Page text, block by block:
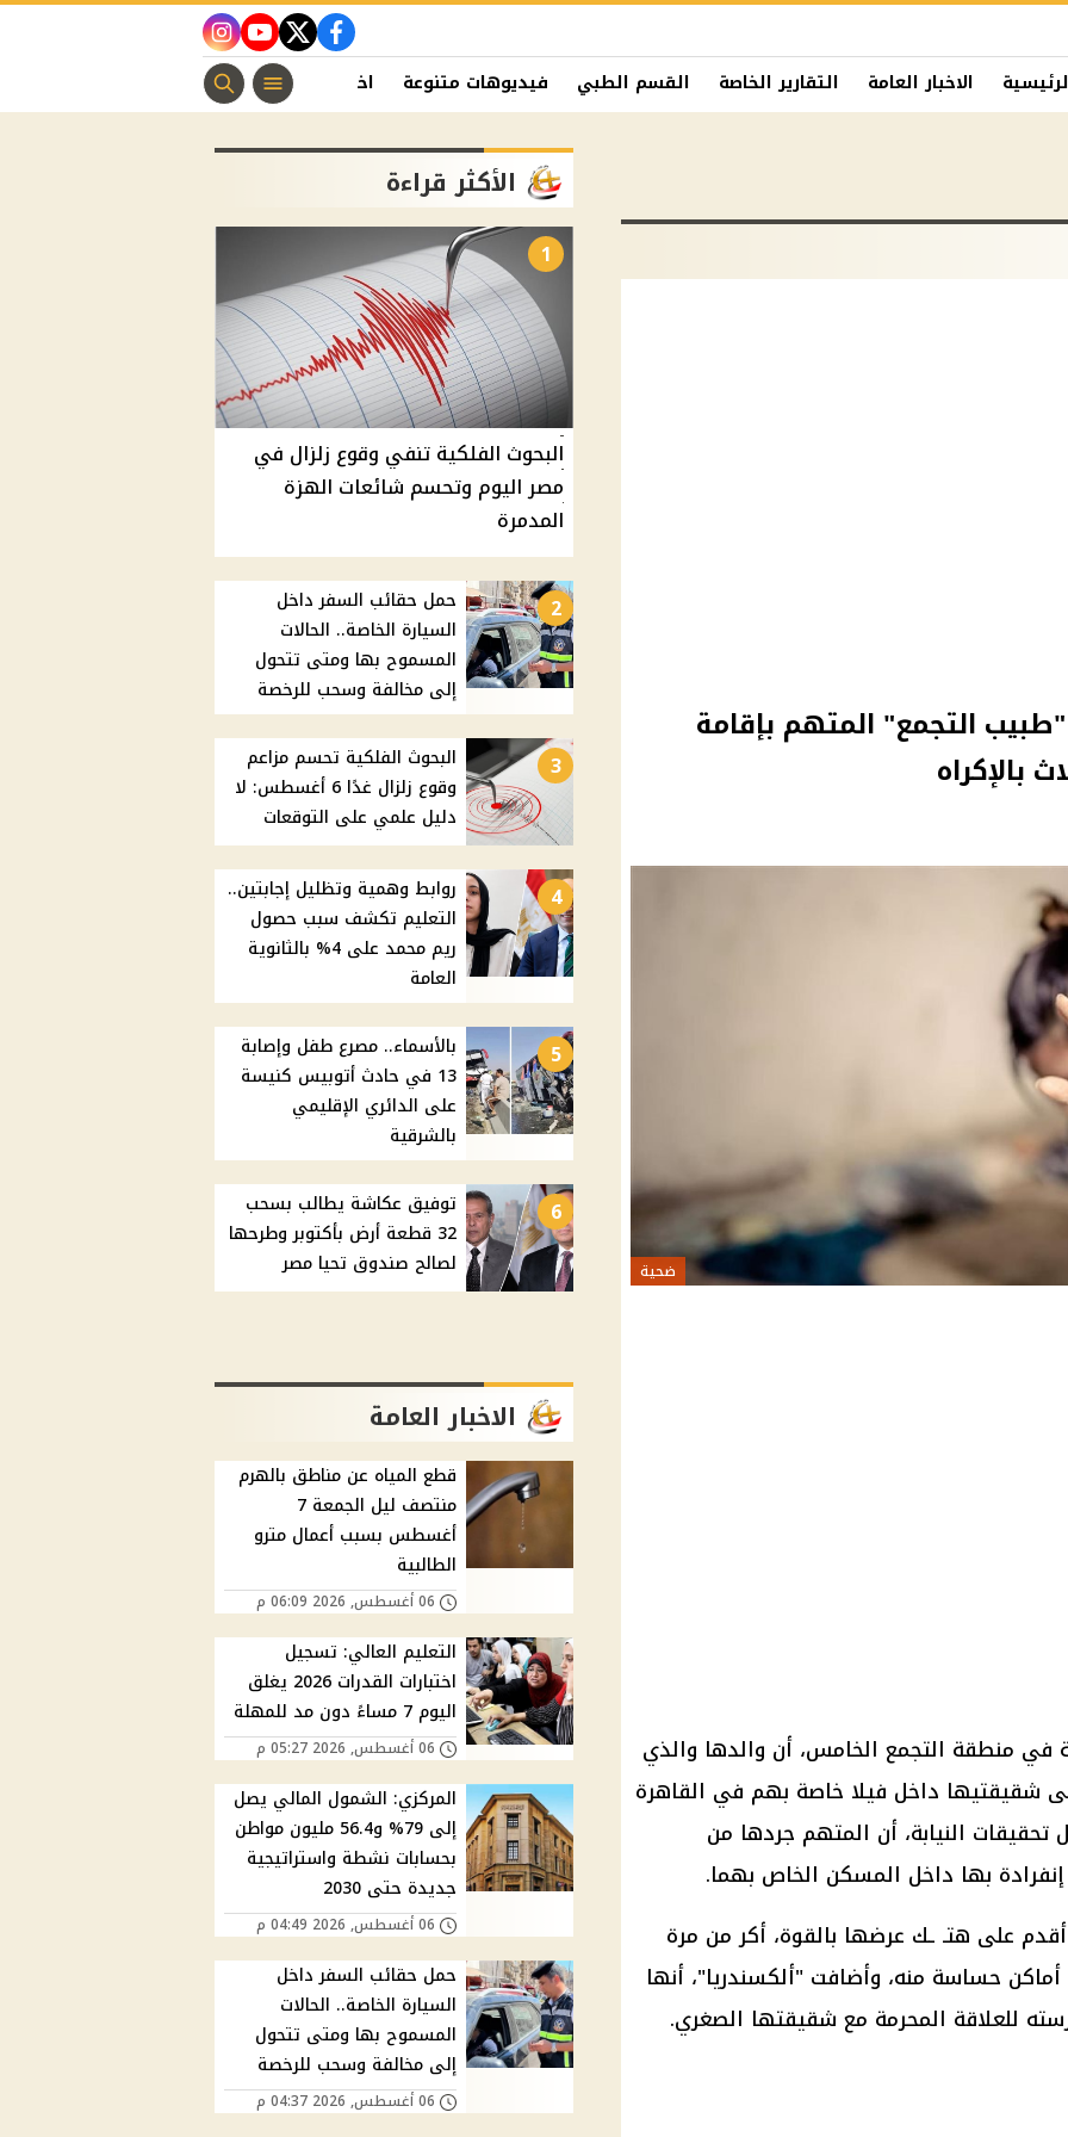
facebook
twitter
youtube
instagram
الاخبار العامة التقارير الخاصة القسم الطبي فيديوهات متنوعة اخبار الفن منوعات مسيحية
التجمع" المتهم بإقامة
بالإكراه
ضحية
في منطقة التجمع الخامس، أن والدها والذي
شقيقتيها داخل فيلا خاصة بهم في القاهرة
النيابة، أن المتهم جردها من
بها داخل المسكن الخاص بهما.
على هتـ ـك عرضها بالقوة، أكر من مرة
حساسة منه، وأضافت "ألكسندريا"، أنها
للعلاقة المحرمة مع شقيقتها الصغري.
الأكثر قراءة
1
البحوث الفلكية تنفي وقوع زلزال في
مصر اليوم وتحسم شائعات الهزة
المدمرة
2
حمل حقائب السفر داخل
السيارة الخاصة.. الحالات
المسموح بها ومتى تتحول
إلى مخالفة وسحب للرخصة
3
البحوث الفلكية تحسم مزاعم
وقوع زلزال غدًا 6 أغسطس: لا
دليل علمي على التوقعات
4
روابط وهمية وتظليل إجابتين..
التعليم تكشف سبب حصول
ريم محمد على 4% بالثانوية
العامة
5
بالأسماء.. مصرع طفل وإصابة
13 في حادث أتوبيس كنيسة
على الدائري الإقليمي
بالشرقية
6
توفيق عكاشة يطالب بسحب
32 قطعة أرض بأكتوبر وطرحها
لصالح صندوق تحيا مصر
الاخبار العامة
قطع المياه عن مناطق بالهرم
منتصف ليل الجمعة 7
أغسطس بسبب أعمال مترو
الطالبية
06 أغسطس, 2026 06:09 م
التعليم العالي: تسجيل
اختبارات القدرات 2026 يغلق
اليوم 7 مساءً دون مد للمهلة
06 أغسطس, 2026 05:27 م
المركزي: الشمول المالي يصل
إلى 79% و56.4 مليون مواطن
بحسابات نشطة واستراتيجية
جديدة حتى 2030
06 أغسطس, 2026 04:49 م
حمل حقائب السفر داخل
السيارة الخاصة.. الحالات
المسموح بها ومتى تتحول
إلى مخالفة وسحب للرخصة
06 أغسطس, 2026 04:37 م